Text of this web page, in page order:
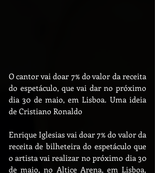
O cantor vai doar 7% do valor da receita
do espetáculo, que vai dar no próximo
dia 30 de maio, em Lisboa. Uma ideia
de Cristiano Ronaldo
Enrique Iglesias vai doar 7% do valor da
receita de bilheteira do espetáculo que
o artista vai realizar no próximo dia 30
de maio, no Altice Arena, em Lisboa,